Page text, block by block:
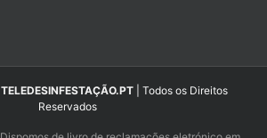
TELEDESINFESTAÇÃO.PT | Todos os Direitos
Reservados